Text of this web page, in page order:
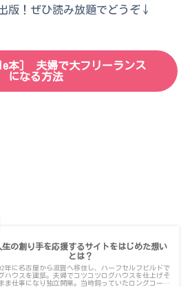
版！ぜひ読み放題でどうぞ↓
本］
夫婦で大フリーランス
になる方法
生の創り手を応援するサイトをはじめた想い
とは？
年に名古屋から滋賀へ移住し、ハーフセルフビルドで
ハウスを建築。夫婦でコツコツログハウスを仕上げそ
ま仕事になり独立開業。当時飼っていたロングコート